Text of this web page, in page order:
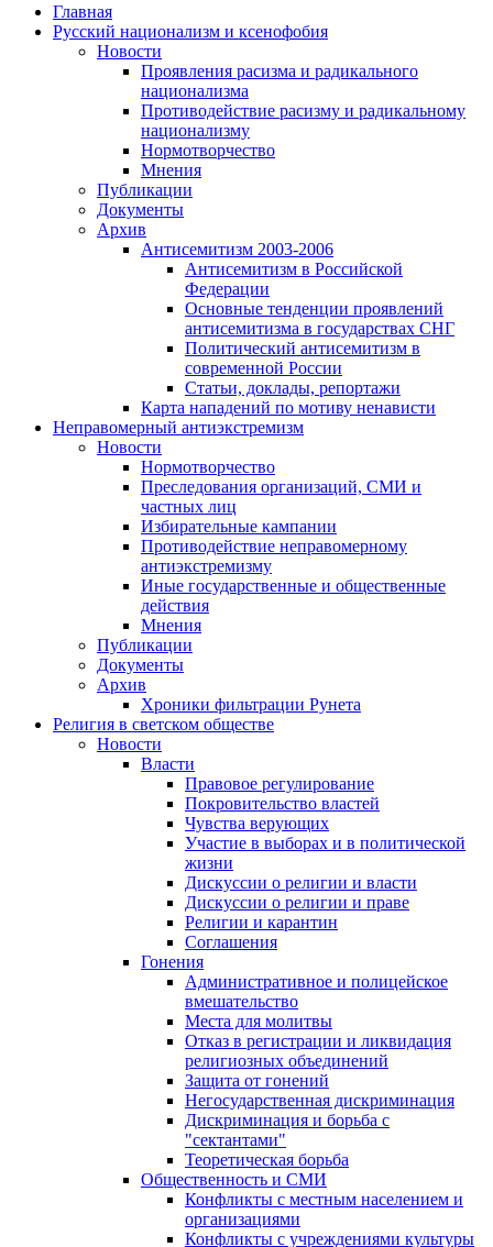
Главная
Русский национализм и ксенофобия
Новости
Проявления расизма и радикального
национализма
Противодействие расизму и радикальному
национализму
Нормотворчество
Мнения
Публикации
Документы
Архив
Антисемитизм 2003-2006
Антисемитизм в Российской
Федерации
Основные тенденции проявлений
антисемитизма в государствах СНГ
Политический антисемитизм в
современной России
Статьи, доклады, репортажи
Карта нападений по мотиву ненависти
Неправомерный антиэкстремизм
Новости
Нормотворчество
Преследования организаций, СМИ и
частных лиц
Избирательные кампании
Противодействие неправомерному
антиэкстремизму
Иные государственные и общественные
действия
Мнения
Публикации
Документы
Архив
Хроники фильтрации Рунета
Религия в светском обществе
Новости
Власти
Правовое регулирование
Покровительство властей
Чувства верующих
Участие в выборах и в политической
жизни
Дискуссии о религии и власти
Дискуссии о религии и праве
Религии и карантин
Соглашения
Гонения
Административное и полицейское
вмешательство
Места для молитвы
Отказ в регистрации и ликвидация
религиозных объединений
Защита от гонений
Негосударственная дискриминация
Дискриминация и борьба с
"сектантами"
Теоретическая борьба
Общественность и СМИ
Конфликты с местным населением и
организациями
Конфликты с учреждениями культуры